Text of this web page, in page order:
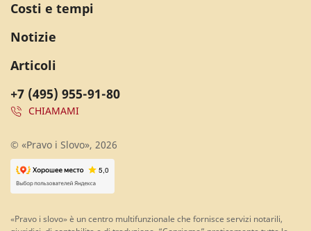
+7 (495) 955-91-80
CHIAMAMI
Costi e tempi
Notizie
Articoli
© «Pravo i Slovo», 2026
«Pravo i slovo» è un centro multifunzionale che fornisce servizi notarili,